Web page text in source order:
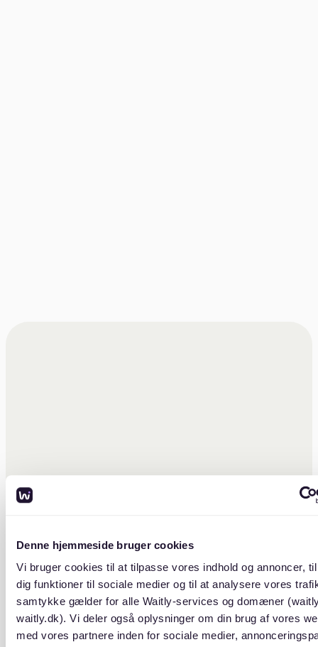
Denne hjemmeside bruger cookies
Vi bruger cookies til at tilpasse vores indhold og annoncer,
dig funktioner til sociale medier og til at analysere vores
samtykke gælder for alle Waitly-services og domæner
waitly.dk). Vi deler også oplysninger om din brug af vores
med vores partnere inden for sociale medier,